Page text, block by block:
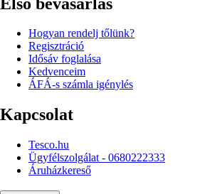
Hogyan rendelj tőlünk?
Regisztráció
Idősáv foglalása
Kedvenceim
ÁFÁ-s számla igénylés
Kapcsolat
Tesco.hu
Ügyfélszolgálat - 0680222333
Áruházkereső